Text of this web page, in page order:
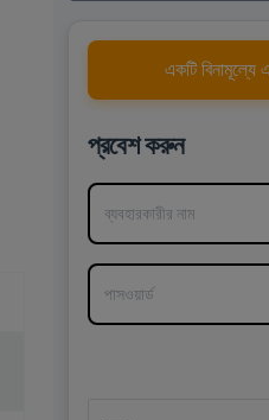
একটি বিনামূল্যে
প্রবেশ করুন
ব্যবহারকারীর নাম
পাসওয়ার্ড